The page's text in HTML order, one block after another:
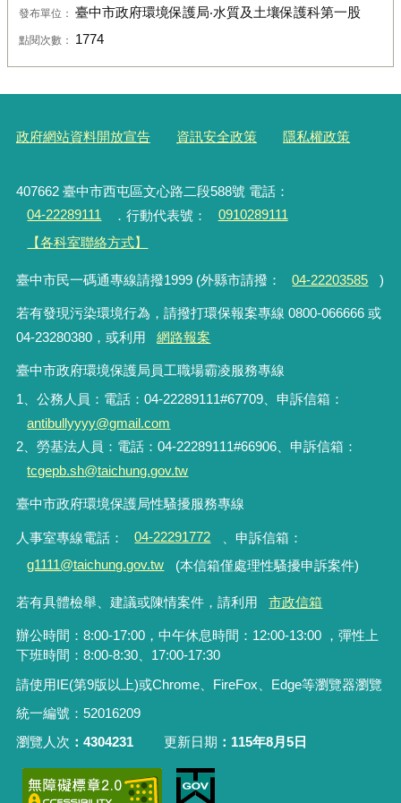
發布單位： 臺中市政府環境保護局‧水質及土壤保護科第一股
點閱次數： 1774
政府網站資料開放宣告 資訊安全政策 隱私權政策
407662 臺中市西屯區文心路二段588號 電話：
04-22289111
．行動代表號：
0910289111
【各科室聯絡方式】
臺中市民一碼通專線請撥1999 (外縣市請撥： 04-22203585 )
若有發現污染環境行為，請撥打環保報案專線 0800-066666 或
04-23280380，或利用
網路報案
臺中市政府環境保護局員工職場霸凌服務專線
1、公務人員：電話：04-22289111#67709、申訴信箱：
antibullyyyy@gmail.com
2、勞基法人員：電話：04-22289111#66906、申訴信箱：
tcgepb.sh@taichung.gov.tw
臺中市政府環境保護局性騷擾服務專線
人事室專線電話： 04-22291772 、申訴信箱 ：
g1111@taichung.gov.tw
(本信箱僅處理性騷擾申訴案件)
若有具體檢舉、建議或陳情案件，請利用 市政信箱
辦公時間：8:00-17:00，中午休息時間：12:00-13:00 ，彈性上
下班時間：8:00-8:30、17:00-17:30
請使用IE(第9版以上)或Chrome、FireFox、Edge等瀏覽器瀏覽
統一編號：52016209
瀏覽人次
4304231 更新日期 115年8月5日